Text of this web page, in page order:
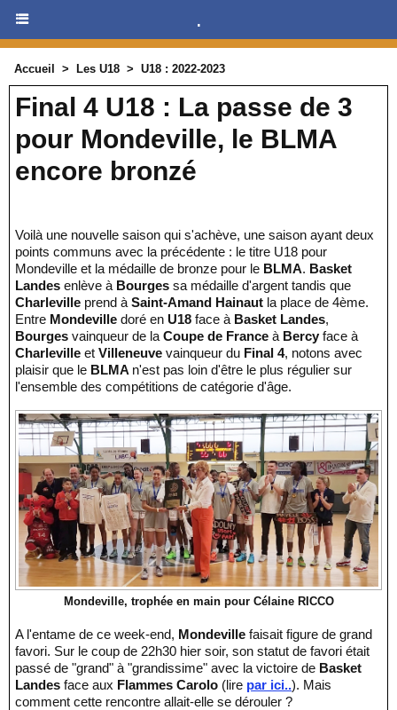
.
Accueil > Les U18 > U18 : 2022-2023
Final 4 U18 : La passe de 3
pour Mondeville, le BLMA
encore bronzé
Voilà une nouvelle saison qui s'achève, une saison ayant deux
points communs avec la précédente : le titre U18 pour
Mondeville et la médaille de bronze pour le BLMA. Basket
Landes enlève à Bourges sa médaille d'argent tandis que
Charleville prend à Saint-Amand Hainaut la place de 4ème.
Entre Mondeville doré en U18 face à Basket Landes,
Bourges vainqueur de la Coupe de France à Bercy face à
Charleville et Villeneuve vainqueur du Final 4, notons avec
plaisir que le BLMA n'est pas loin d'être le plus régulier sur
l'ensemble des compétitions de catégorie d'âge.
Mondeville, trophée en main pour Célaine RICCO
A l'entame de ce week-end, Mondeville faisait figure de grand
favori. Sur le coup de 22h30 hier soir, son statut de favori était
passé de "grand" à "grandissime" avec la victoire de Basket
Landes face aux Flammes Carolo (lire par ici..). Mais
comment cette rencontre allait-elle se dérouler ?